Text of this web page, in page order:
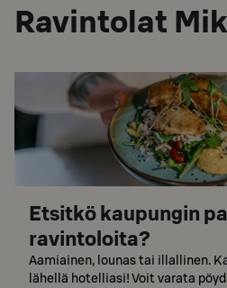
Ravintolat
Etsitkö kaupungin
ravintoloita?
Aamiainen, lounas tai illallinen.
lähellä hotelliasi! Voit varata